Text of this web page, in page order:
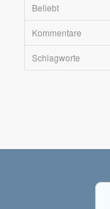
Beliebt
Kommentare
Schlagworte